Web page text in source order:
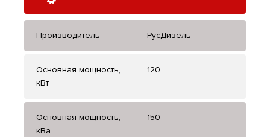
Производитель РусДизель
Основная мощность,
кВт
120
Основная мощность,
кВа
150